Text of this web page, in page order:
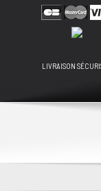
LIVRAISON